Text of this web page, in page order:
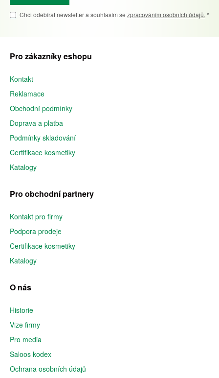
Chci odebírat newsletter a souhlasím se zpracováním osobních údajů. *
Pro zákazníky eshopu
Kontakt
Reklamace
Obchodní podmínky
Doprava a platba
Podmínky skladování
Certifikace kosmetiky
Katalogy
Pro obchodní partnery
Kontakt pro firmy
Podpora prodeje
Certifikace kosmetiky
Katalogy
O nás
Historie
Vize firmy
Pro media
Saloos kodex
Ochrana osobních údajů